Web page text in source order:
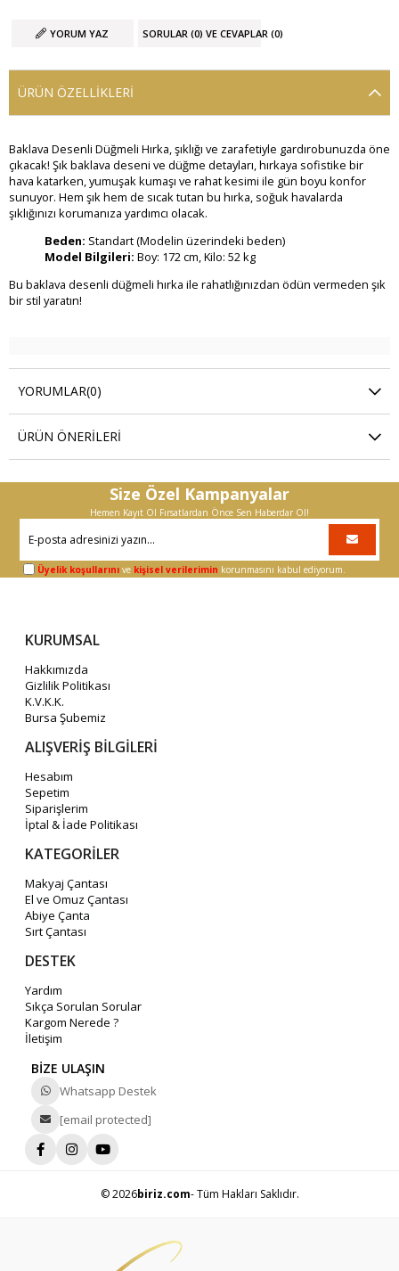
YORUM YAZ SORULAR (0) VE CEVAPLAR (0)
ÜRÜN ÖZELLIKLERI
Baklava Desenli Düğmeli Hırka, şıklığı ve zarafetiyle gardırobunuzda öne
çıkacak! Şık baklava deseni ve düğme detayları, hırkaya sofistike bir
hava katarken, yumuşak kumaşı ve rahat kesimi ile gün boyu konfor
sunuyor. Hem şık hem de sıcak tutan bu hırka, soğuk havalarda
şıklığınızı korumanıza yardımcı olacak.
Beden: Standart (Modelin üzerindeki beden)
Model Bilgileri: Boy: 172 cm, Kilo: 52 kg
Bu baklava desenli düğmeli hırka ile rahatlığınızdan ödün vermeden şık
bir stil yaratın!
YORUMLAR(0)
ÜRÜN ÖNERILERI
Size Özel Kampanyalar
Hemen Kayıt Ol Fırsatlardan Önce Sen Haberdar Ol!
Üyelik koşullarını ve kişisel verilerimin korunmasını kabul ediyorum.
KURUMSAL
Hakkımızda
Gizlilik Politikası
K.V.K.K.
Bursa Şubemiz
ALIŞVERİŞ BİLGİLERİ
Hesabım
Sepetim
Siparişlerim
İptal & İade Politikası
KATEGORİLER
Makyaj Çantası
El ve Omuz Çantası
Abiye Çanta
Sırt Çantası
DESTEK
Yardım
Sıkça Sorulan Sorular
Kargom Nerede ?
İletişim
BİZE ULAŞIN
Whatsapp Destek
[email protected]
© 2026biriz.com- Tüm Hakları Saklıdır.